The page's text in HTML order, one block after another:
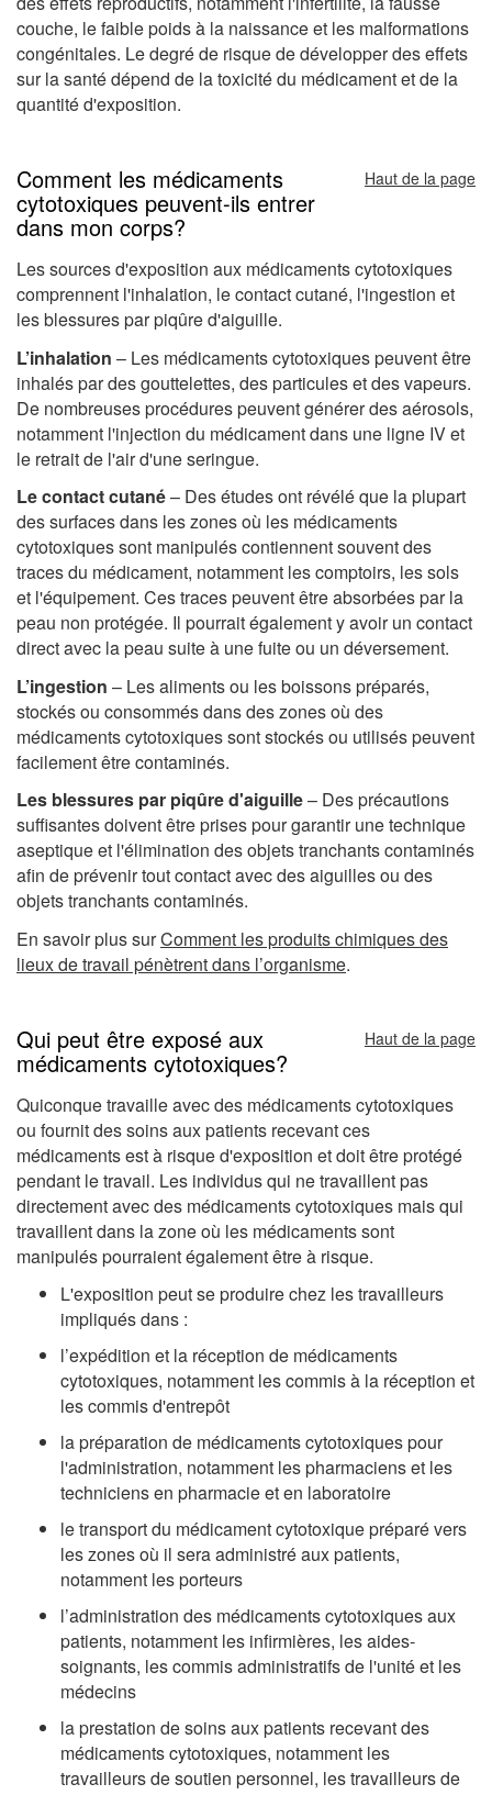
couche, le faible poids à la naissance et les malformations
congénitales. Le degré de risque de développer des effets
sur la santé dépend de la toxicité du médicament et de la
quantité d'exposition.
Comment les médicaments
cytotoxiques peuvent-ils entrer
dans mon corps?
Haut de la page
Les sources d'exposition aux médicaments cytotoxiques
comprennent l'inhalation, le contact cutané, l'ingestion et
les blessures par piqûre d'aiguille.
L’inhalation – Les médicaments cytotoxiques peuvent être
inhalés par des gouttelettes, des particules et des vapeurs.
De nombreuses procédures peuvent générer des aérosols,
notamment l'injection du médicament dans une ligne IV et
le retrait de l'air d'une seringue.
Le contact cutané– Des études ont révélé que la plupart
des surfaces dans les zones où les médicaments
cytotoxiques sont manipulés contiennent souvent des
traces du médicament, notamment les comptoirs, les sols
et l'équipement. Ces traces peuvent être absorbées par la
peau non protégée. Il pourrait également y avoir un contact
direct avec la peau suite à une fuite ou un déversement.
L’ingestion – Les aliments ou les boissons préparés,
stockés ou consommés dans des zones où des
médicaments cytotoxiques sont stockés ou utilisés peuvent
facilement être contaminés.
Les blessures par piqûre d'aiguille– Des précautions
suffisantes doivent être prises pour garantir une technique
aseptique et l'élimination des objets tranchants contaminés
afin de prévenir tout contact avec des aiguilles ou des
objets tranchants contaminés.
En savoir plus surComment les produits chimiques des
lieux de travail pénètrent dans l’organisme.
Qui peut être exposé aux
médicaments cytotoxiques?
Haut de la page
Quiconque travaille avec des médicaments cytotoxiques
ou fournit des soins aux patients recevant ces
médicaments est à risque d'exposition et doit être protégé
pendant le travail. Les individus qui ne travaillent pas
directement avec des médicaments cytotoxiques mais qui
travaillent dans la zone où les médicaments sont
manipulés pourraient également être à risque.
L'exposition peut se produire chez les travailleurs
impliqués dans :
l’expédition et la réception de médicaments
cytotoxiques, notamment les commis à la réception et
les commis d'entrepôt
la préparation de médicaments cytotoxiques pour
l'administration, notamment les pharmaciens et les
techniciens en pharmacie et en laboratoire
le transport du médicament cytotoxique préparé vers
les zones où il sera administré aux patients,
notamment les porteurs
l’administration des médicaments cytotoxiques aux
patients, notamment les infirmières, les aides-
soignants, les commis administratifs de l'unité et les
médecins
la prestation de soins aux patients recevant des
médicaments cytotoxiques, notamment les
travailleurs de soutien personnel, les travailleurs de